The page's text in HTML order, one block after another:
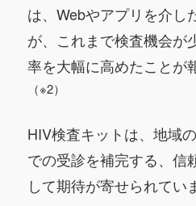
は、Webやアプリを介し
が、これまで検査機会が
率を大幅に高めたことが
（※2）
HIV検査キットは、地域
での受診を補完する、信
して期待が寄せられてい